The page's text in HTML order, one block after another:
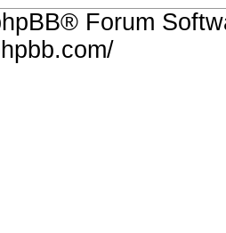
Forum